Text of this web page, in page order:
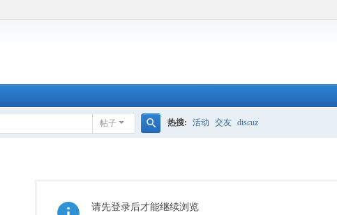
帖子 热搜: 活动 交友 discuz
请先登录后才能继续浏览